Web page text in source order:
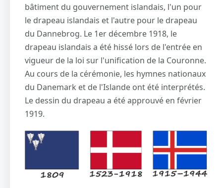
bâtiment du gouvernement islandais, l'un pour
le drapeau islandais et l'autre pour le drapeau
du Dannebrog. Le 1er décembre 1918, le
drapeau islandais a été hissé lors de l'entrée en
vigueur de la loi sur l'unification de la Couronne.
Au cours de la cérémonie, les hymnes nationaux
du Danemark et de l'Islande ont été interprétés.
Le dessin du drapeau a été approuvé en février
1919.